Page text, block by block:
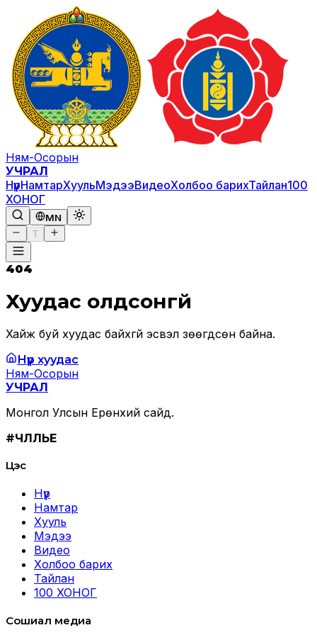
Ням-Осорын
УЧРАЛ
НүүрНамтарХуульМэдээВидеоХолбоо барихТайлан100
ХОНОГ
MN
T
404
Хуудас олдсонгүй
Хайж буй хуудас байхгүй эсвэл зөөгдсөн байна.
Нүүр хуудас
Ням-Осорын
УЧРАЛ
Монгол Улсын Ерөнхий сайд.
#ЧӨЛӨӨЛЬЕ
Цэс
Нүүр
Намтар
Хууль
Мэдээ
Видео
Холбоо барих
Тайлан
100 ХОНОГ
Сошиал медиа